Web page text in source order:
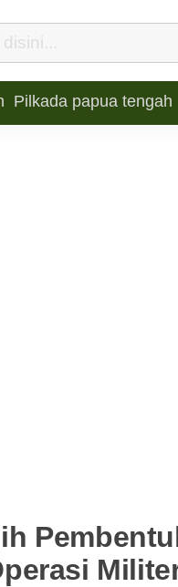
Pilkada papua tengah